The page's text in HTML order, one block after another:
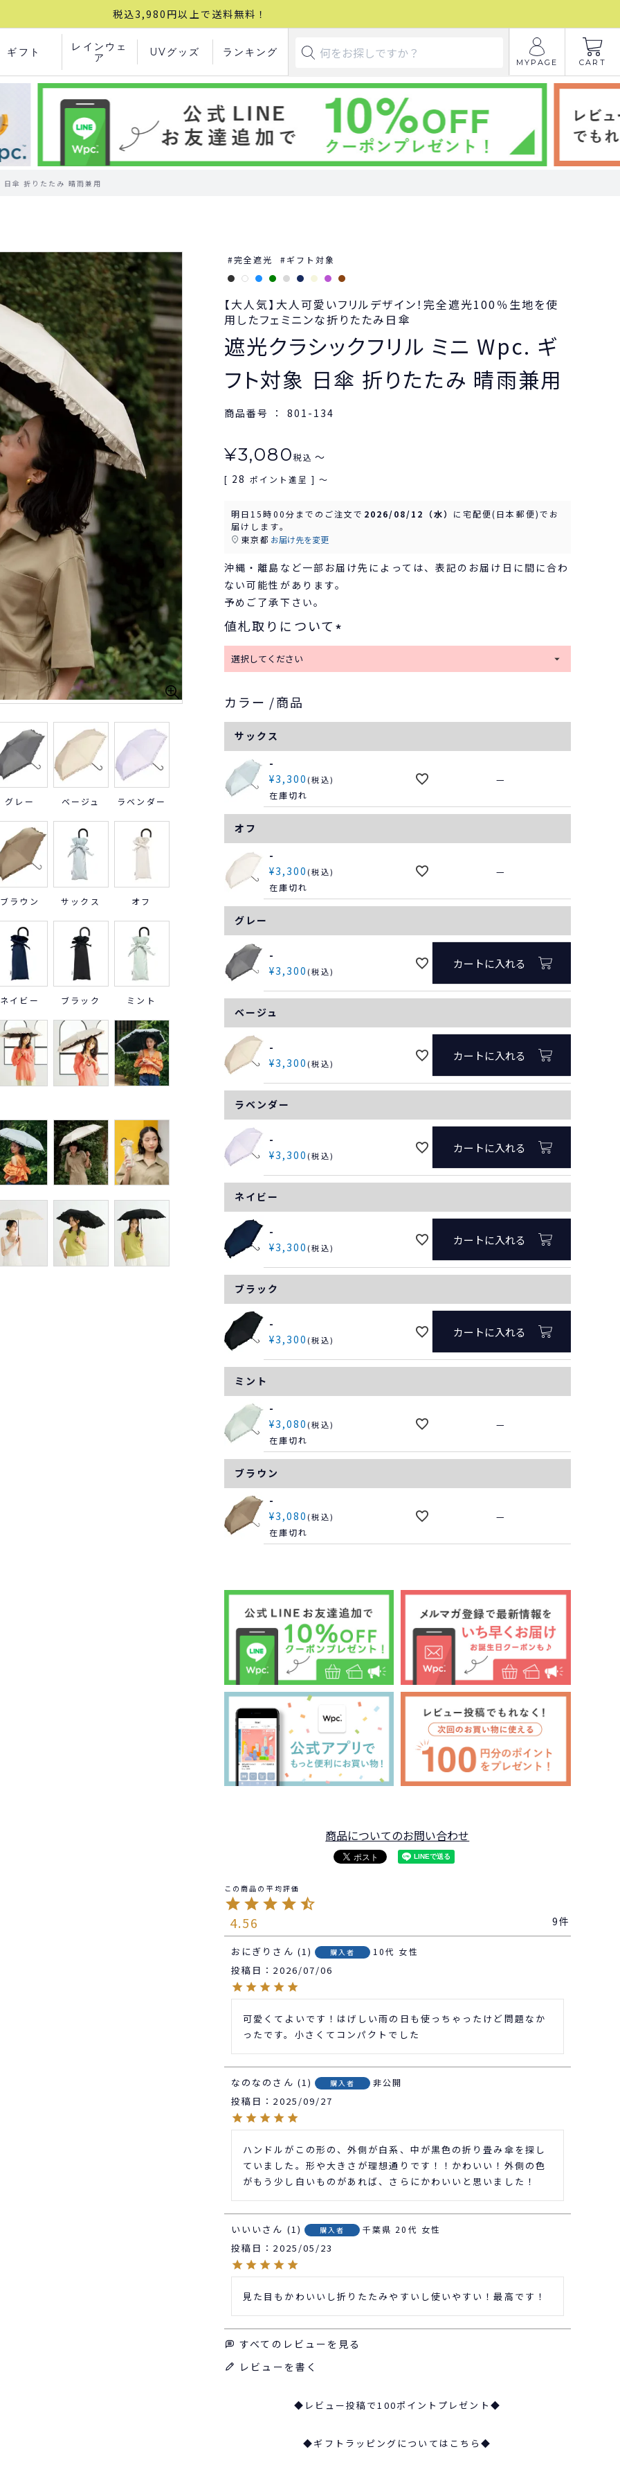
税込3,980円以上で送料無料！
ギフト
レインウェ
ア
UVグッズ ランキング
MYPAGE CART
傘 折りたたみ 晴雨兼用
グレー ベージュ ラベンダー
ブラウン サックス オフ
ネイビー ブラック ミント
完全遮光 ギフト対象
【大人気】大人可愛いフリルデザイン！完全遮光100％生地を使
用したフェミニンな折りたたみ日傘
遮光クラシックフリル ミニ Wpc. ギ
フト対象 日傘 折りたたみ 晴雨兼用
商品番号 801-134
¥3,080税込 〜
[ 28 ポイント進呈 ] 〜
明日15時00分 までのご注文で 2026/08/12（水） に 宅配便(日本郵便)でお
届けします。
東京都 お届け先を変更
沖縄・離島など一部お届け先によっては、表記のお届け日に間に合わ
ない可能性があります。
予めご了承下さい。
値札取りについて
(
必
カラー 商品
サックス
-
¥3,300 税込
在庫切れ
—
オフ
-
¥3,300 税込
在庫切れ
—
グレー
-
¥3,300 税込
カートに入れる
ベージュ
-
¥3,300 税込
カートに入れる
ラベンダー
-
¥3,300 税込
カートに入れる
ネイビー
-
¥3,300 税込
カートに入れる
ブラック
-
¥3,300 税込
カートに入れる
ミント
-
¥3,080 税込
在庫切れ
—
ブラウン
-
¥3,080 税込
在庫切れ
—
商品についてのお問い合わせ
4.56 9
おにぎり 1 購入者 10代 女性
投稿日 2026/07/06
可愛くてよいです！はげしい雨の日も使っちゃったけど問題なか
ったです。小さくてコンパクトでした
なのなの 1 購入者 非公開
投稿日 2025/09/27
ハンドルがこの形の、外側が白系、中が黒色の折り畳み傘を探し
ていました。形や大きさが理想通りです！！かわいい！外側の色
がもう少し白いものがあれば、さらにかわいいと思いました！
いいい 1 購入者 千葉県 20代 女性
投稿日 2025/05/23
見た目もかわいいし折りたたみやすいし使いやすい！最高です！
すべてのレビューを見る
レビューを書く
◆レビュー投稿で100ポイントプレゼント◆
◆ギフトラッピングについてはこちら◆